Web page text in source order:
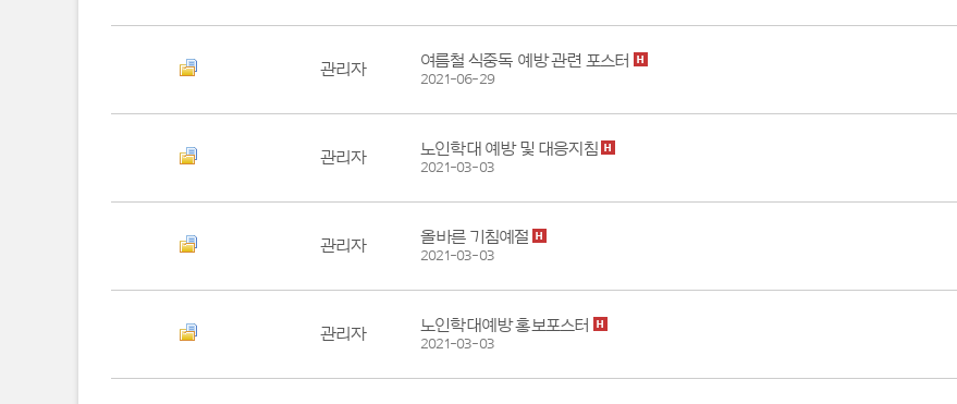
관리자 여름철 식중독 예방 관련 포스터
2021-06-29
관리자 노인학대 예방 및 대응지침
2021-03-03
관리자 올바른 기침예절
2021-03-03
관리자 노인학대예방 홍보포스터
2021-03-03